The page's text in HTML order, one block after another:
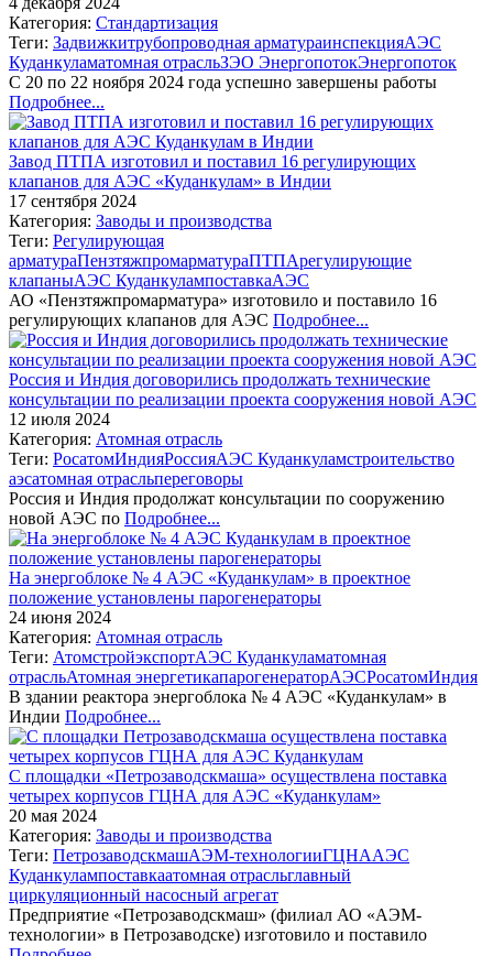
Категория: Стандартизация
Теги: Задвижкитрубопроводная арматураинспекцияАЭС
Куданкуламатомная отрасльЗЭО ЭнергопотокЭнергопоток
С 20 по 22 ноября 2024 года успешно завершены работы
Подробнее...
Завод ПТПА изготовил и поставил 16 регулирующих
клапанов для АЭС «Куданкулам» в Индии
17 сентября 2024
Категория: Заводы и производства
Теги: Регулирующая
арматураПензтяжпромарматураПТПАрегулирующие
клапаныАЭС КуданкулампоставкаАЭС
АО «Пензтяжпромарматура» изготовило и поставило 16
регулирующих клапанов для АЭС Подробнее...
Россия и Индия договорились продолжать технические
консультации по реализации проекта сооружения новой АЭС
12 июля 2024
Категория: Атомная отрасль
Теги: РосатомИндияРоссияАЭС Куданкуламстроительство
аэсатомная отрасльпереговоры
Россия и Индия продолжат консультации по сооружению
новой АЭС по Подробнее...
На энергоблоке № 4 АЭС «Куданкулам» в проектное
положение установлены парогенераторы
24 июня 2024
Категория: Атомная отрасль
Теги: АтомстройэкспортАЭС Куданкуламатомная
отрасльАтомная энергетикапарогенераторАЭСРосатомИндия
В здании реактора энергоблока № 4 АЭС «Куданкулам» в
Индии Подробнее...
С площадки «Петрозаводскмаша» осуществлена поставка
четырех корпусов ГЦНА для АЭС «Куданкулам»
20 мая 2024
Категория: Заводы и производства
Теги: ПетрозаводскмашАЭМ-технологииГЦНААЭС
Куданкулампоставкаатомная отрасльглавный
циркуляционный насосный агрегат
Предприятие «Петрозаводскмаш» (филиал АО «АЭМ-
технологии» в Петрозаводске) изготовило и поставило